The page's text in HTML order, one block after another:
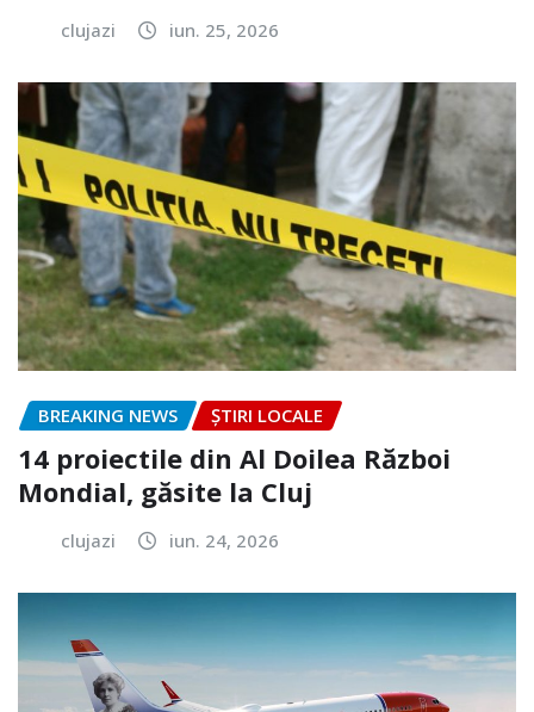
clujazi iun. 25, 2026
BREAKING NEWS ȘTIRI LOCALE
14 proiectile din Al Doilea Război
Mondial, găsite la Cluj
clujazi iun. 24, 2026